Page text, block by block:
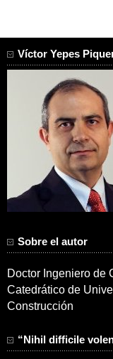
Víctor Yepes
Sobre el autor
Doctor Ingeniero de
Catedrático de
Construcción
“Nihil difficile